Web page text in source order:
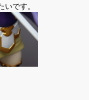
です。